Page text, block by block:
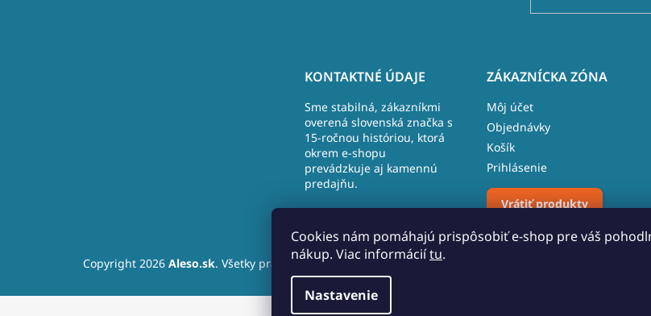
Cookies nám pomáhajú prispôsobiť e-shop pre váš
nákup. Viac informáciítu.
Nastavenie
KONTAKTNÉ ÚDAJE
Sme stabilná, zákazníkmi
overená slovenská značka s
15-ročnou históriou, ktorá
okrem e-shopu
prevádzkuje aj kamennú
predajňu.
Nižná
+421 (9)10 109 096
ZÁKAZNÍCKA ZÓNA
Môj účet
Objednávky
Košík
Prihlásenie
Vrátiť produkty
Copyright 2026 Aleso.sk. Všetky práva vyhradené.Upraviť nastavenie cookies